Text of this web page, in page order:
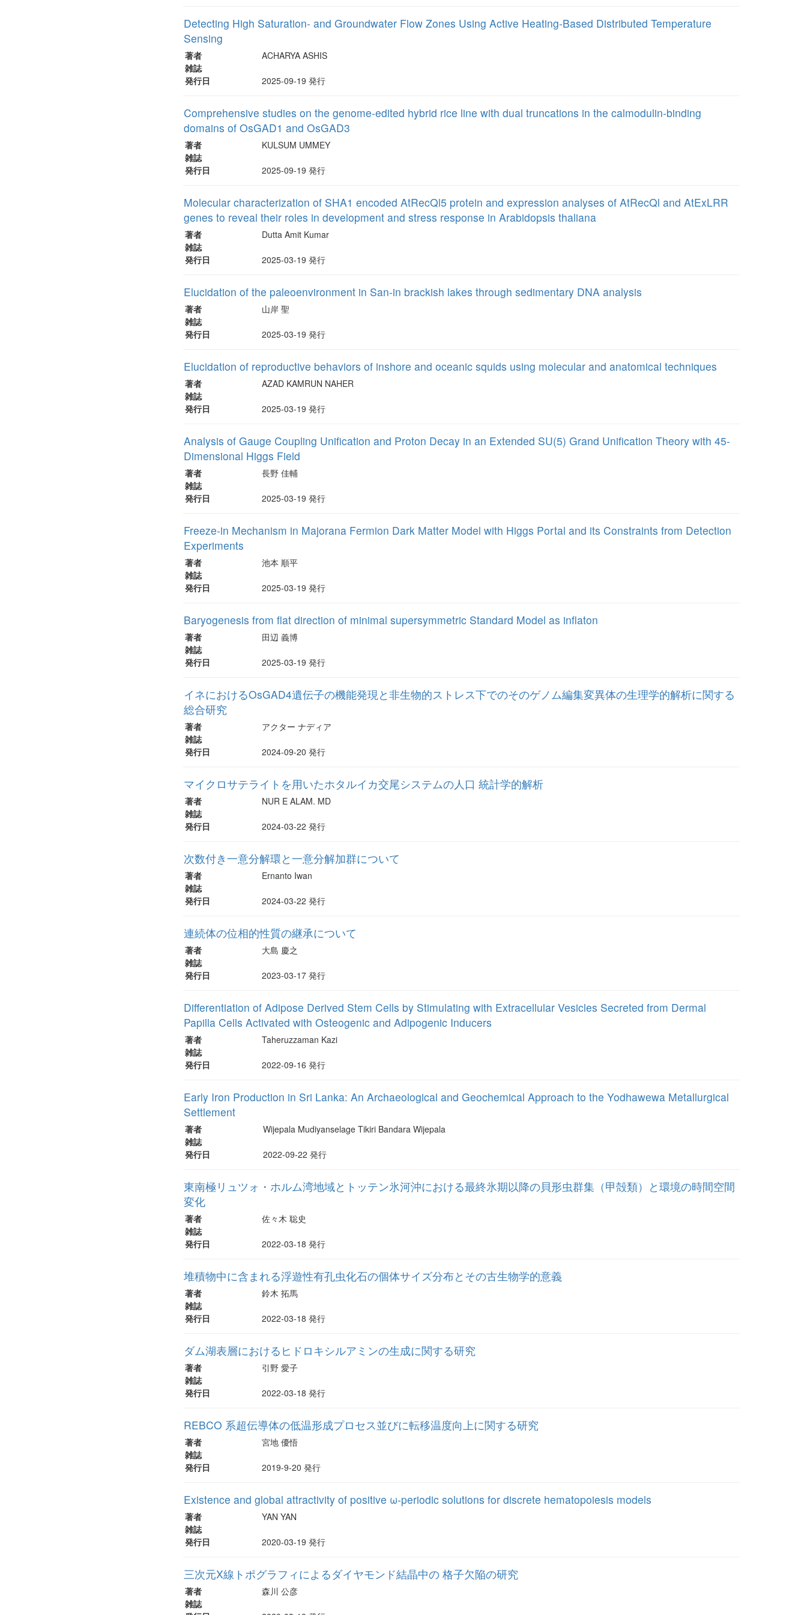
Detecting High Saturation- and Groundwater Flow Zones Using Active Heating-Based Distributed Temperature
Sensing
著者
ACHARYA ASHIS
雑誌
発行日
2025-09-19 発行
Comprehensive studies on the genome-edited hybrid rice line with dual truncations in the calmodulin-binding
domains of OsGAD1 and OsGAD3
著者
KULSUM UMMEY
雑誌
発行日
2025-09-19 発行
Molecular characterization of SHA1 encoded AtRecQl5 protein and expression analyses of AtRecQl and AtExLRR
genes to reveal their roles in development and stress response in Arabidopsis thaliana
著者
Dutta Amit Kumar
雑誌
発行日
2025-03-19 発行
Elucidation of the paleoenvironment in San-in brackish lakes through sedimentary DNA analysis
著者
山岸 聖
雑誌
発行日
2025-03-19 発行
Elucidation of reproductive behaviors of inshore and oceanic squids using molecular and anatomical techniques
著者
AZAD KAMRUN NAHER
雑誌
発行日
2025-03-19 発行
Analysis of Gauge Coupling Unification and Proton Decay in an Extended SU(5) Grand Unification Theory with 45-
Dimensional Higgs Field
著者
長野 佳輔
雑誌
発行日
2025-03-19 発行
Freeze-in Mechanism in Majorana Fermion Dark Matter Model with Higgs Portal and its Constraints from Detection
Experiments
著者
池本 順平
雑誌
発行日
2025-03-19 発行
Baryogenesis from flat direction of minimal supersymmetric Standard Model as inflaton
著者
田辺 義博
雑誌
発行日
2025-03-19 発行
イネにおけるOsGAD4遺伝子の機能発現と非生物的ストレス下でのそのゲノム編集変異体の生理学的解析に関する
総合研究
著者
アクター ナディア
雑誌
発行日
2024-09-20 発行
マイクロサテライトを用いたホタルイカ交尾システムの人口 統計学的解析
著者
NUR E ALAM. MD
雑誌
発行日
2024-03-22 発行
次数付き一意分解環と一意分解加群について
著者
Ernanto Iwan
雑誌
発行日
2024-03-22 発行
連続体の位相的性質の継承について
著者
大島 慶之
雑誌
発行日
2023-03-17 発行
Differentiation of Adipose Derived Stem Cells by Stimulating with Extracellular Vesicles Secreted from Dermal
Papilla Cells Activated with Osteogenic and Adipogenic Inducers
著者
Taheruzzaman Kazi
雑誌
発行日
2022-09-16 発行
Early Iron Production in Sri Lanka: An Archaeological and Geochemical Approach to the Yodhawewa Metallurgical
Settlement
著者
Wijepala Mudiyanselage Tikiri Bandara Wijepala
雑誌
発行日
2022-09-22 発行
東南極リュツォ・ホルム湾地域とトッテン氷河沖における最終氷期以降の貝形虫群集（甲殻類）と環境の時間空間
変化
著者
佐々木 聡史
雑誌
発行日
2022-03-18 発行
堆積物中に含まれる浮遊性有孔虫化石の個体サイズ分布とその古生物学的意義
著者
鈴木 拓馬
雑誌
発行日
2022-03-18 発行
ダム湖表層におけるヒドロキシルアミンの生成に関する研究
著者
引野 愛子
雑誌
発行日
2022-03-18 発行
REBCO 系超伝導体の低温形成プロセス並びに転移温度向上に関する研究
著者
宮地 優悟
雑誌
発行日
2019-9-20 発行
Existence and global attractivity of positive ω-periodic solutions for discrete hematopoiesis models
著者
YAN YAN
雑誌
発行日
2020-03-19 発行
三次元X線トポグラフィによるダイヤモンド結晶中の 格子欠陥の研究
著者
森川 公彦
雑誌